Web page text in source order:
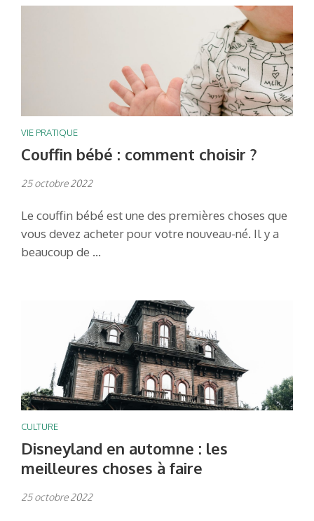
VIE PRATIQUE
Couffin bébé : comment choisir ?
25 octobre 2022
Le couffin bébé est une des premières choses que
vous devez acheter pour votre nouveau-né. Il y a
beaucoup de …
CULTURE
Disneyland en automne : les
meilleures choses à faire
25 octobre 2022